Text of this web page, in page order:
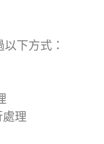
下方式：
處理